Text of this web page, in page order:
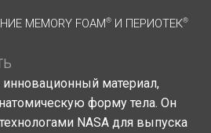
MEMORY FOAM® И ПЕРИОТЕК®
материал,
форму тела. Он
NASA для выпуска